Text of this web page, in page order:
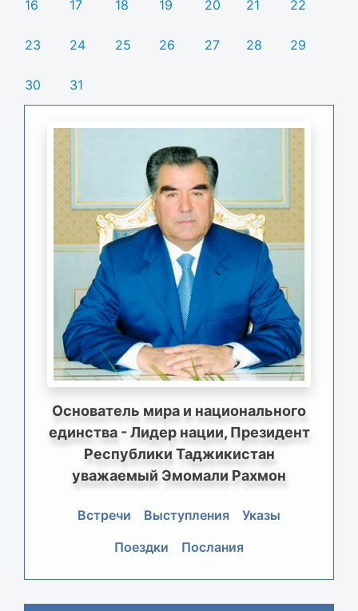
16 17 18 19 20 21 22
23 24 25 26 27 28 29
30 31
Основатель мира и национального
единства - Лидер нации, Президент
Республики Таджикистан
уважаемый Эмомали Рахмон
Встречи Выступления
Указы
Поездки
Послания